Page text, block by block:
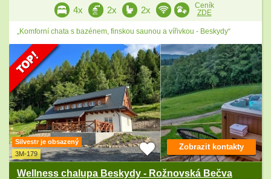
4x 2x 2x
Ceník
ZDE
„Komforní chata s bazénem, finskou saunou a vířivkou - Beskydy“
Silvestr je obsazený
3M-179
Wellness chalupa Beskydy - Rožnovská Bečva
Zobrazit kontakty